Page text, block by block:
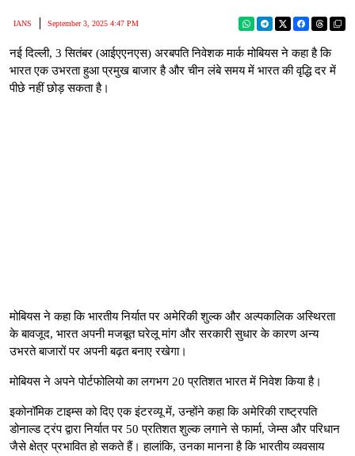
IANS September 3, 2025 4:47 PM
नई दिल्ली, 3 सितंबर (आईएएनएस) अरबपति निवेशक मार्क मोबियस ने कहा है कि
भारत एक उभरता हुआ प्रमुख बाजार है और चीन लंबे समय में भारत की वृद्धि दर में
पीछे नहीं छोड़ सकता है।
मोबियस ने कहा कि भारतीय निर्यात पर अमेरिकी शुल्क और अल्पकालिक अस्थिरता
के बावजूद, भारत अपनी मजबूत घरेलू मांग और सरकारी सुधार के कारण अन्य
उभरते बाजारों पर अपनी बढ़त बनाए रखेगा।
मोबियस ने अपने पोर्टफोलियो का लगभग 20 प्रतिशत भारत में निवेश किया है।
इकोनॉमिक टाइम्स को दिए एक इंटरव्यू में, उन्होंने कहा कि अमेरिकी राष्ट्रपति
डोनाल्ड ट्रंप द्वारा निर्यात पर 50 प्रतिशत शुल्क लगाने से फार्मा, जेम्स और परिधान
जैसे क्षेत्र प्रभावित हो सकते हैं। हालांकि, उनका मानना ​​है कि भारतीय व्यवसाय